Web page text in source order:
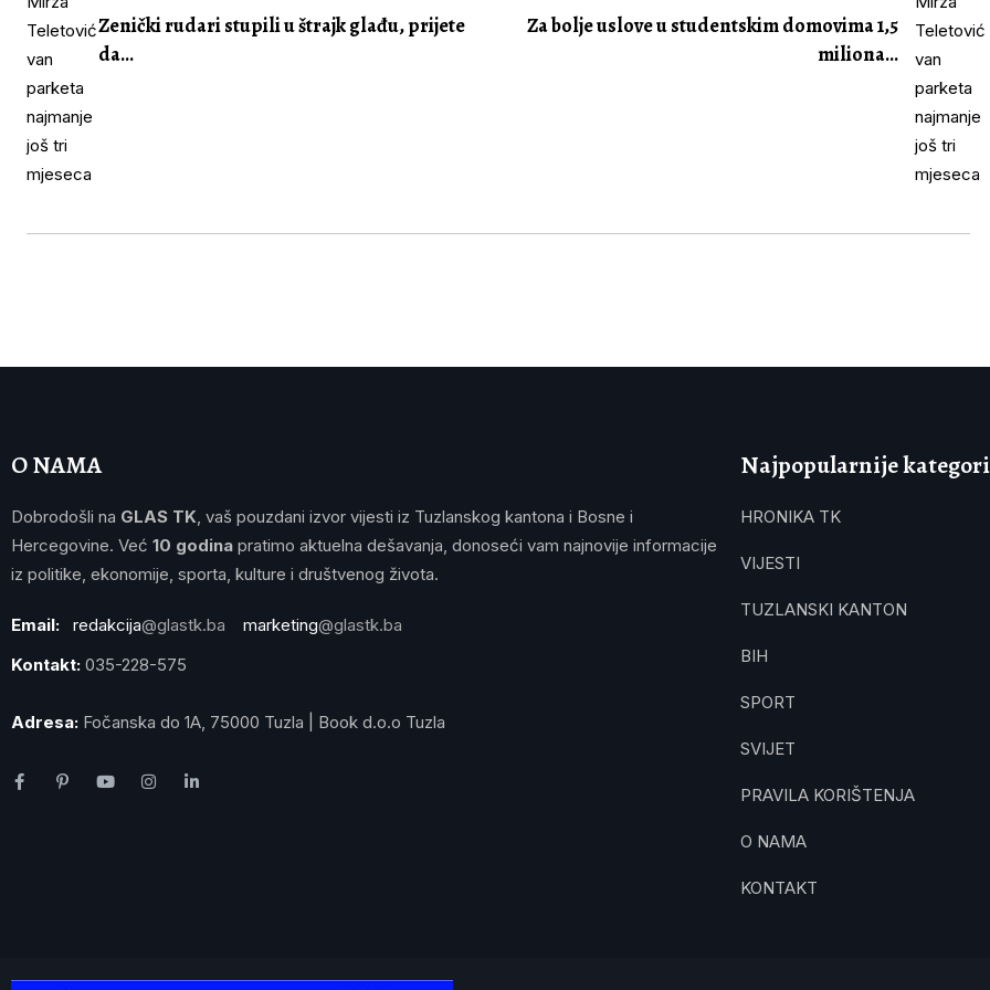
Zenički rudari stupili u štrajk glađu, prijete
da...
Za bolje uslove u studentskim domovima 1,5
miliona...
O NAMA
Dobrodošli na GLAS TK, vaš pouzdani izvor vijesti iz Tuzlanskog kantona i Bosne i
Hercegovine. Već 10 godina pratimo aktuelna dešavanja, donoseći vam najnovije informacije
iz politike, ekonomije, sporta, kulture i društvenog života.
Email: redakcija@glastk.ba marketing@glastk.ba
Kontakt: 035-228-575
Adresa: Fočanska do 1A, 75000 Tuzla | Book d.o.o Tuzla
Najpopularnije
HRONIKA TK
VIJESTI
TUZLANSKI KANTON
BIH
SPORT
SVIJET
PRAVILA KORIŠTENJA
O NAMA
KONTAKT